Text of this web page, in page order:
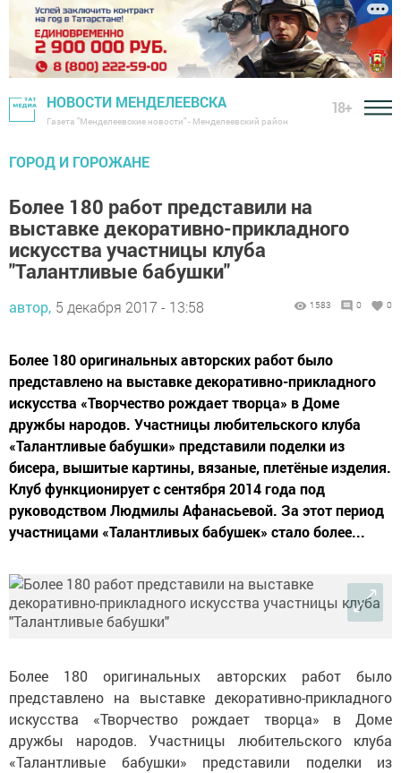
НОВОСТИ МЕНДЕЛЕЕВСКА
Газета "Менделеевские новости" - Менделеевский район
18+
ГОРОД И ГОРОЖАНЕ
Более 180 работ представили на
выставке декоративно-прикладного
искусства участницы клуба
"Талантливые бабушки"
автор, 5 декабря 2017 - 13:58 1583 0 0
Более 180 оригинальных авторских работ было
представлено на выставке декоративно-прикладного
искусства «Творчество рождает творца» в Доме
дружбы народов. Участницы любительского клуба
«Талантливые бабушки» представили поделки из
бисера, вышитые картины, вязаные, плетёные изделия.
Клуб функционирует с сентября 2014 года под
руководством Людмилы Афанасьевой. За этот период
участницами «Талантливых бабушек» стало более...
Более 180 оригинальных авторских работ было
представлено на выставке декоративно-прикладного
искусства «Творчество рождает творца» в Доме
дружбы народов. Участницы любительского клуба
«Талантливые бабушки» представили поделки из